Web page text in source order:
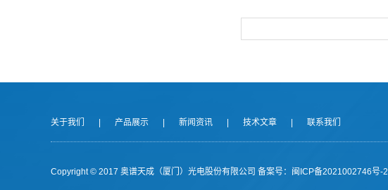
关于我们 | 产品展示 | 新闻资讯 | 技术文章 | 联系我们
Copyright © 2017 奥谱天成（厦门）光电股份有限公司 备案号：闽ICP备2021002746号-2